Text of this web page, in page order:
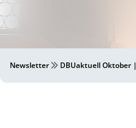
Newsletter DBUaktuell Oktober